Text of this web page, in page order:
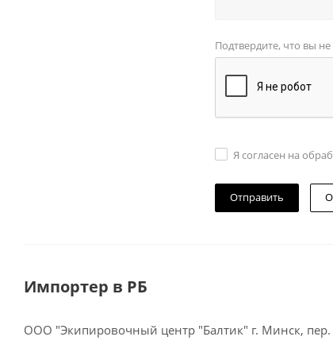
Подтвердите, что вы
Я согласен на
Импортер в РБ
ООО "Экипировочный центр "Балтик" г. Минск,